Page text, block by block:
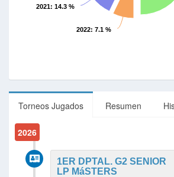
2022: 7.1 %
2021: 14.3 %
Torneos Jugados Resumen
2026
1ER DPTAL. G2 SENIOR
LP MáSTERS